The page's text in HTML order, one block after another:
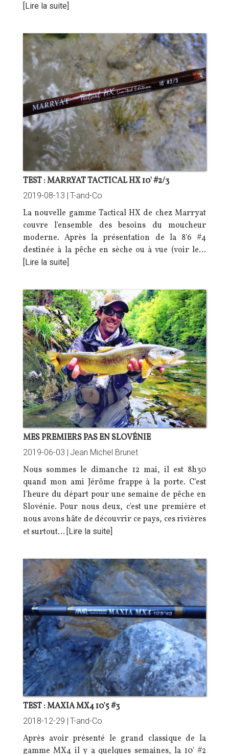
[Lire la suite]
TEST : MARRYAT TACTICAL HX 10' #2/3
2019-08-13 | T-and-Co
La nouvelle gamme Tactical HX de chez Marryat
couvre l'ensemble des besoins du moucheur
moderne. Après la présentation de la 8'6 #4
destinée à la pêche en sèche ou à vue (voir le…
[Lire la suite]
MES PREMIERS PAS EN SLOVÉNIE
2019-06-03 | Jean Michel Brunet
Nous sommes le dimanche 12 mai, il est 8h30
quand mon ami Jérôme frappe à la porte. C'est
l'heure du départ pour une semaine de pêche en
Slovénie. Pour nous deux, c'est une première et
nous avons hâte de découvrir ce pays, ces rivières
et surtout… [Lire la suite]
TEST : MAXIA MX4 10'5 #3
2018-12-29 | T-and-Co
Après avoir présenté le grand classique de la
gamme MX4 il y a quelques semaines, la 10' #2